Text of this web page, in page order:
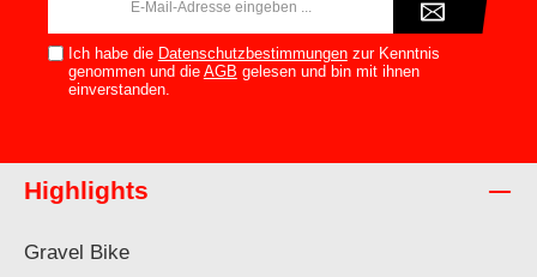
Ich habe die Datenschutzbestimmungenzur Kenntnis
genommen und die AGB gelesen und bin mit ihnen
einverstanden.
Highlights
Gravel Bike